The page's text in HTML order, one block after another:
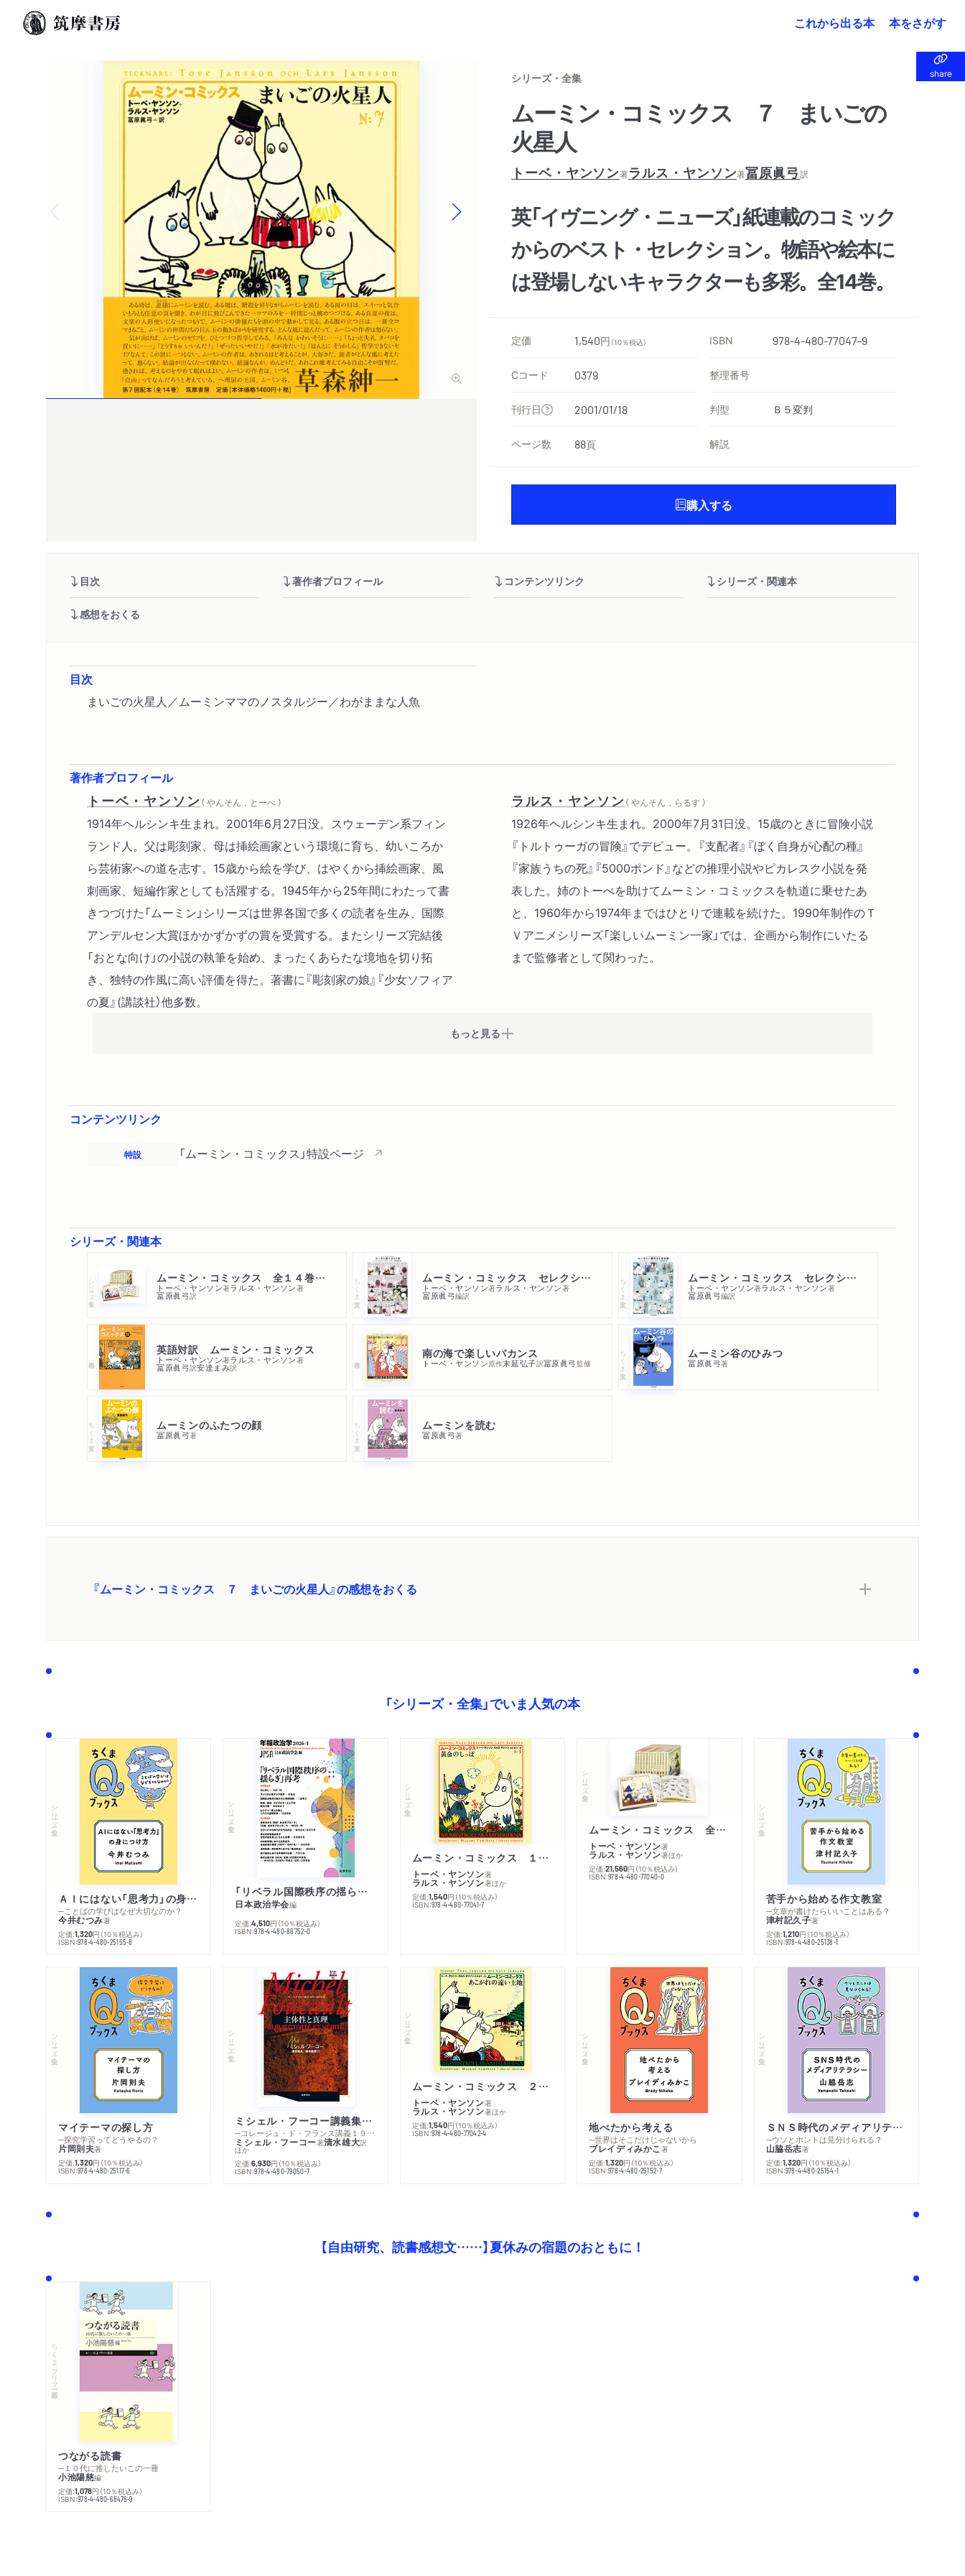
これから出る本 本をさがす
share
share
Previous slide
シリーズ・全集
ムーミン・コミックス ７ まいごの
火星人
トーベ・ヤンソン著ラルス・ヤンソン著冨原眞弓訳
英「イヴニング・ニューズ」紙連載のコミック
からのベスト・セレクション。物語や絵本に
は登場しないキャラクターも多彩。全14巻。
定価 1,540円 （10％税込） ISBN 978-4-480-77047-9
Cコード 0379 整理番号
刊行日 2001/01/18 判型 Ｂ５変判
ページ数 88頁 解説
購入する
目次 著作者プロフィール コンテンツリンク シリーズ・関連本
感想をおくる
目次
まいごの火星人／ムーミンママのノスタルジー／わがままな人魚
著作者プロフィール
トーベ・ヤンソン（ やんそん，とーべ ）
1914年ヘルシンキ生まれ。2001年6月27日没。スウェーデン系フィン
ランド人。父は彫刻家、母は挿絵画家という環境に育ち、幼いころか
ら芸術家への道を志す。15歳から絵を学び、はやくから挿絵画家、風
刺画家、短編作家としても活躍する。1945年から25年間にわたって書
きつづけた「ムーミン」シリーズは世界各国で多くの読者を生み、国際
アンデルセン大賞ほかかずかずの賞を受賞する。またシリーズ完結後
「おとな向け」の小説の執筆を始め、まったくあらたな境地を切り拓
き、独特の作風に高い評価を得た。著書に『彫刻家の娘』『少女ソフィア
の夏』(講談社）他多数。
ラルス・ヤンソン（ やんそん，らるす ）
1926年ヘルシンキ生まれ。2000年7月31日没。15歳のときに冒険小説
『トルトゥーガの冒険』でデビュー。『支配者』『ぼく自身が心配の種』
『家族うちの死』『5000ポンド』などの推理小説やピカレスク小説を発
表した。姉のトーべを助けてムーミン・コミックスを軌道に乗せたあ
と、1960年から1974年まではひとりで連載を続けた。1990年制作のＴ
Ｖアニメシリーズ「楽しいムーミン一家」では、企画から制作にいたる
まで監修者として関わった。
もっと見る
コンテンツリンク
特設 「ムーミン・コミックス」特設ページ
シリーズ・関連本
シリーズ・全集 ムーミン・コミックス 全１４巻セット
トーベ・ヤンソン著ラルス・ヤンソン著
冨原眞弓訳 ちくま文庫 ムーミン・コミックス セレクション１ムーミン谷へようこそ
トーベ・ヤンソン著ラルス・ヤンソン著
冨原眞弓編訳 ちくま文庫 ムーミン・コミックス セレクション２ムーミン一家のふしぎな旅
トーベ・ヤンソン著ラルス・ヤンソン著
冨原眞弓編訳
英語対訳 ムーミン・コミックス
トーベ・ヤンソン著ラルス・ヤンソン著
冨原眞弓訳安達まみ訳
南の海で楽しいバカンス
トーベ・ヤンソン原作末延弘子訳冨原眞弓 監修 ちくま文庫 ムーミン谷のひみつ
冨原眞弓著
ちくま文庫 ムーミンのふたつの顔
冨原眞弓著 ちくま文庫 ムーミンを読む
冨原眞弓著
『ムーミン・コミックス ７ まいごの火星人』の感想をおくる
「シリーズ・全集」でいま人気の本
シリーズ・全集
ＡＩにはない「思考力」の身につけ方
─ことばの学びはなぜ大切なのか？
今井むつみ著
定価:1,320円 （10％税込み）
ISBN:978-4-480-25155-8
シリーズ・全集
「リベラル国際秩序の揺らぎ」再考 年報政治学２０２６‐Ⅰ
日本政治学会編
定価:4,510円 （10％税込み）
ISBN:978-4-480-86752-0
シリーズ・全集
ムーミン・コミックス １ 黄金のしっぽ
トーベ・ヤンソン著
ラルス・ヤンソン著ほか
定価:1,540円 （10％税込み）
ISBN:978-4-480-77041-7
シリーズ・全集
ムーミン・コミックス 全１４巻セット
トーベ・ヤンソン著
ラルス・ヤンソン著ほか
定価:21,560円 （10％税込み）
ISBN:978-4-480-77040-0
シリーズ・全集
苦手から始める作文教室
─文章が書けたらいいことはある？
津村記久子著
定価:1,210円 （10％税込み）
ISBN:978-4-480-25138-1
シリーズ・全集
マイテーマの探し方
─探究学習ってどうやるの？
片岡則夫著
定価:1,320円 （10％税込み）
ISBN:978-4-480-25117-6
シリーズ・全集
ミシェル・フーコー講義集成１０ 主体性と真理
─コレージュ・ド・フランス講義１９８０－１９８１年度
ミシェル・フーコー著清水雄大訳
ほか
定価:6,930円 （10％税込み）
ISBN:978-4-480-79050-7
シリーズ・全集
ムーミン・コミックス ２ あこがれの遠い土地
トーベ・ヤンソン著
ラルス・ヤンソン著ほか
定価:1,540円 （10％税込み）
ISBN:978-4-480-77042-4
シリーズ・全集
地べたから考える
─世界はそこだけじゃないから
ブレイディみかこ著
定価:1,320円 （10％税込み）
ISBN:978-4-480-25152-7
シリーズ・全集
ＳＮＳ時代のメディアリテラシー
─ウソとホントは見分けられる？
山脇岳志著
定価:1,320円 （10％税込み）
ISBN:978-4-480-25154-1
【自由研究、読書感想文……】夏休みの宿題のおともに！
ちくまプリマー新書
つながる読書
─１０代に推したいこの一冊
小池陽慈編
定価:1,078円 （10％税込み）
ISBN:978-4-480-68476-9